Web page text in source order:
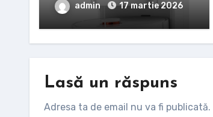
admin 17 martie 2026
Lasă un răspuns
Adresa ta de email nu va fi publicată.